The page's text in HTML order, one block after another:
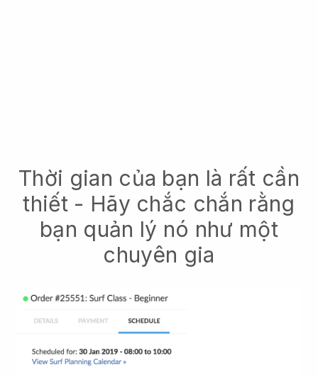
Thời gian của bạn là rất cần
thiết - Hãy chắc chắn rằng
bạn quản lý nó như một
chuyên gia